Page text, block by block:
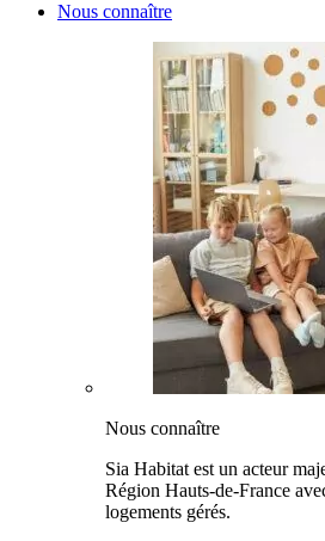
Nous connaître
Nous connaître
Sia Habitat est un acteur
Région Hauts-de-France
logements gérés.